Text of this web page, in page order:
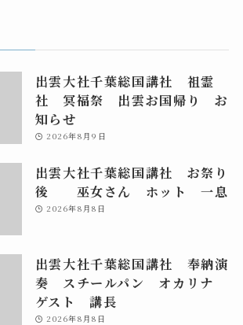
出雲大社千葉総国講社 祖霊
社 冥福祭 出雲お国帰り お
知らせ
2026年8月9日
出雲大社千葉総国講社 お祭り
後 巫女さん ホット 一息
2026年8月8日
出雲大社千葉総国講社 奉納演
奏 スチールパン オカリナ
ゲスト 講長
2026年8月8日